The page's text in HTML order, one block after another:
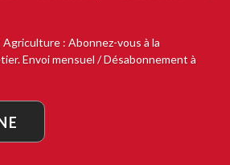
: Abonnez-vous à la
Envoi mensuel / Désabonnement à